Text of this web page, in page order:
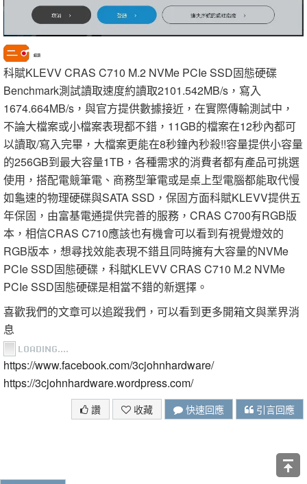
結語
科賦KLEVV CRAS C710 M.2 NVMe PCIe SSD固態硬碟
Benchmark測試讀取速度約讀取2101.542MB/s，寫入
1674.664MB/s，與官方提供數據接近，在實際傳輸測試中，
不論大檔案或小檔案表現都不錯，11GB的檔案在12秒內都可
以讀取/寫入完畢，大檔案更能在8秒鐘內秒殺!!容量提供小容量
的256GB到最大容量1TB，各種需求的消費者都有產品可挑選
使用，搭配電競筆電、商務型筆電或是桌上型電腦都能取代慢
如龜速的物理硬碟與SATA SSD，保固方面科賦KLEVV提供五
年保固，由富基電通提供完善的服務，CRAS C700有RGB版
本，相信CRAS C710應該也有機會可以看到有視覺燈效的
RGB版本，想尋找效能表現不錯且同時擁有大容量的NVMe
PCIe SSD固態硬碟，科賦KLEVV CRAS C710 M.2 NVMe
PCIe SSD固態硬碟是相當不錯的新選擇。
喜歡我們的文章可以追蹤我們，可以看到更多開箱文與業界消
息
https://www.facebook.com/3cjohnhardware/
https://3cjohnhardware.wordpress.com/
讚 收藏 快速回應 引言回應